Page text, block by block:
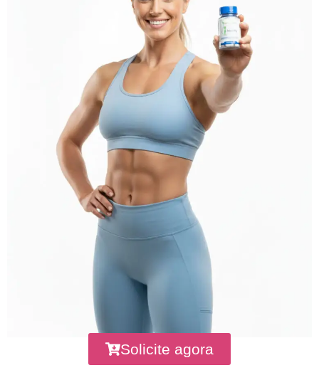
Solicite agora